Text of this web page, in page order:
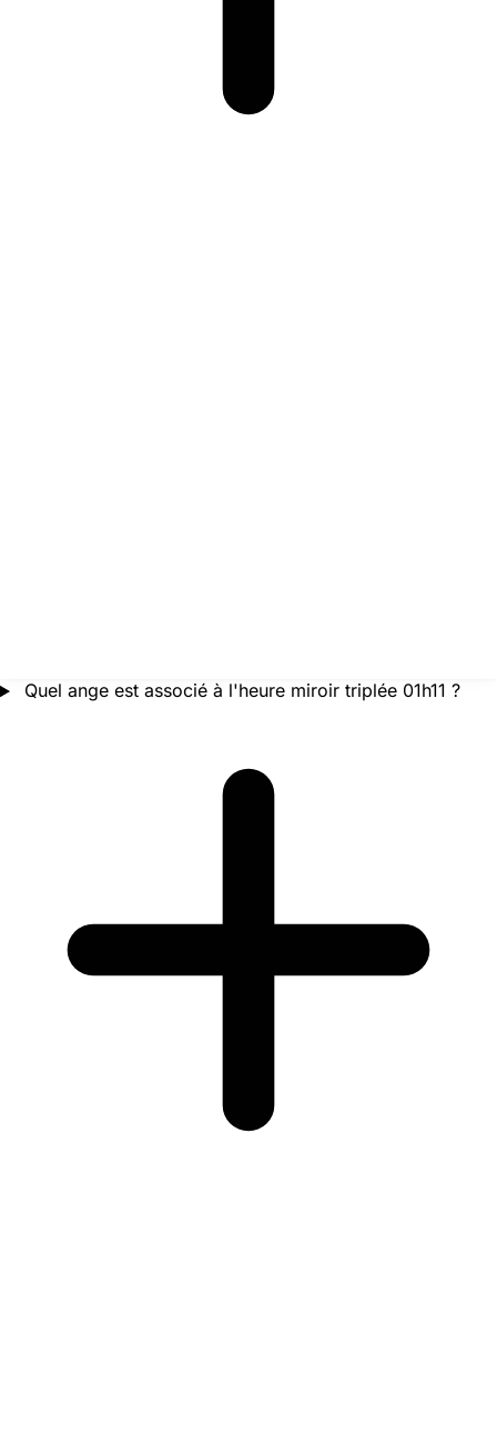
Quel ange est associé à l'heure miroir triplée 01h11 ?